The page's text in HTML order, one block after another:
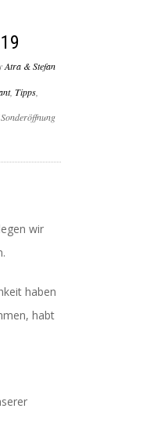
Atra & Stefan
, Tipps
wir
haben
habt